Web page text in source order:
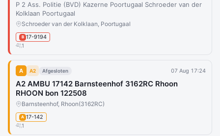
P 2 Ass. Politie (BVD) Kazerne Poortugaal Schroeder van der
Kolklaan Poortugaal
Schroeder van der Kolklaan, Poortugaal
B 17-9194
1
A A2 Afgesloten 07 Aug 17:24
A2 AMBU 17142 Barnsteenhof 3162RC Rhoon
RHOON bon 122508
Barnsteenhof, Rhoon(3162RC)
A 17-142
1